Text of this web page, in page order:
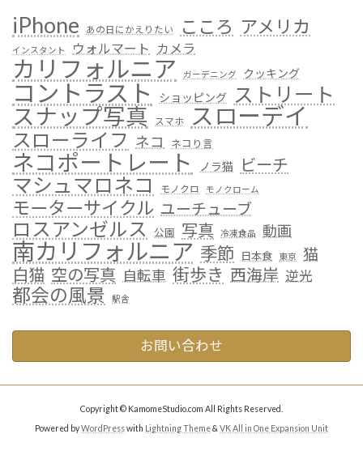
iPhone あの日にかえりたい こころ アメリカ
インスタント ウォルマート カメラ
カリフォルニア ガーデニング クッキング
コントラスト ショッピング ストリート
スナップ写真 スマホ スローデイ
スローライフ ネコ ネコり言
ネコポートレート ノラ猫 ビーチ
マシュマロネコ モノクロ モノクローム
モーターサイクル ユーチューブ
ロスアンゼルス 公園 写真 冷凍食品 動画
南カリフォルニア 季節 日本食 東京 猫
白猫 空の写真 自転車 街歩き 西海岸 逆光
都会の風景 駅舎
お問い合わせ
Copyright © KamomeStudio.com All Rights Reserved.
Powered byWordPresswith Lightning Theme& VK All in One Expansion Unit